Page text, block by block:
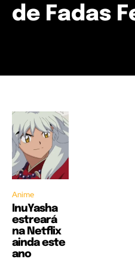
de Fadas
Anime
InuYasha
estreará
na Netflix
ainda este
ano